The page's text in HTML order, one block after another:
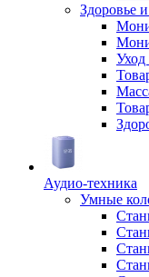
Здоровье
Уход
Аудио-техника
Умные